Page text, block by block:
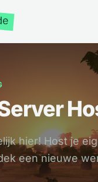
hier! Host je
een nieuwe